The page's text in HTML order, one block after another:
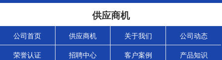
供应商机
公司首页 供应商机 关于我们 公司动态
荣誉认证 招聘中心 客户案例 产品知识